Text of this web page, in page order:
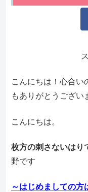
こんにちは！心合い
もありがとうござい
こんにちは。
枚方の刺さないはり
野です
～はじめましての方